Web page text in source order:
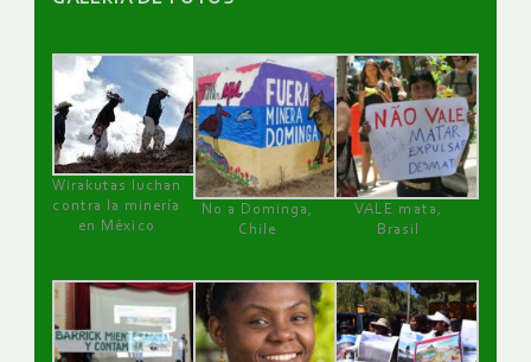
Wirakutas luchan
contra la minería
en México
No a Dominga,
Chile
VALE mata,
Brasil